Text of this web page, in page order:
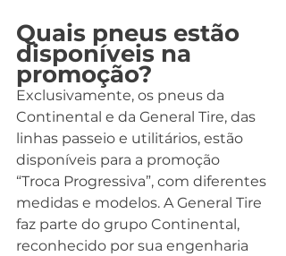
Quais pneus estão
disponíveis na
promoção?
Exclusivamente, os pneus da
Continental e da General Tire, das
linhas passeio e utilitários, estão
disponíveis para a promoção
“Troca Progressiva”, com diferentes
medidas e modelos. A General Tire
faz parte do grupo Continental,
reconhecido por sua engenharia